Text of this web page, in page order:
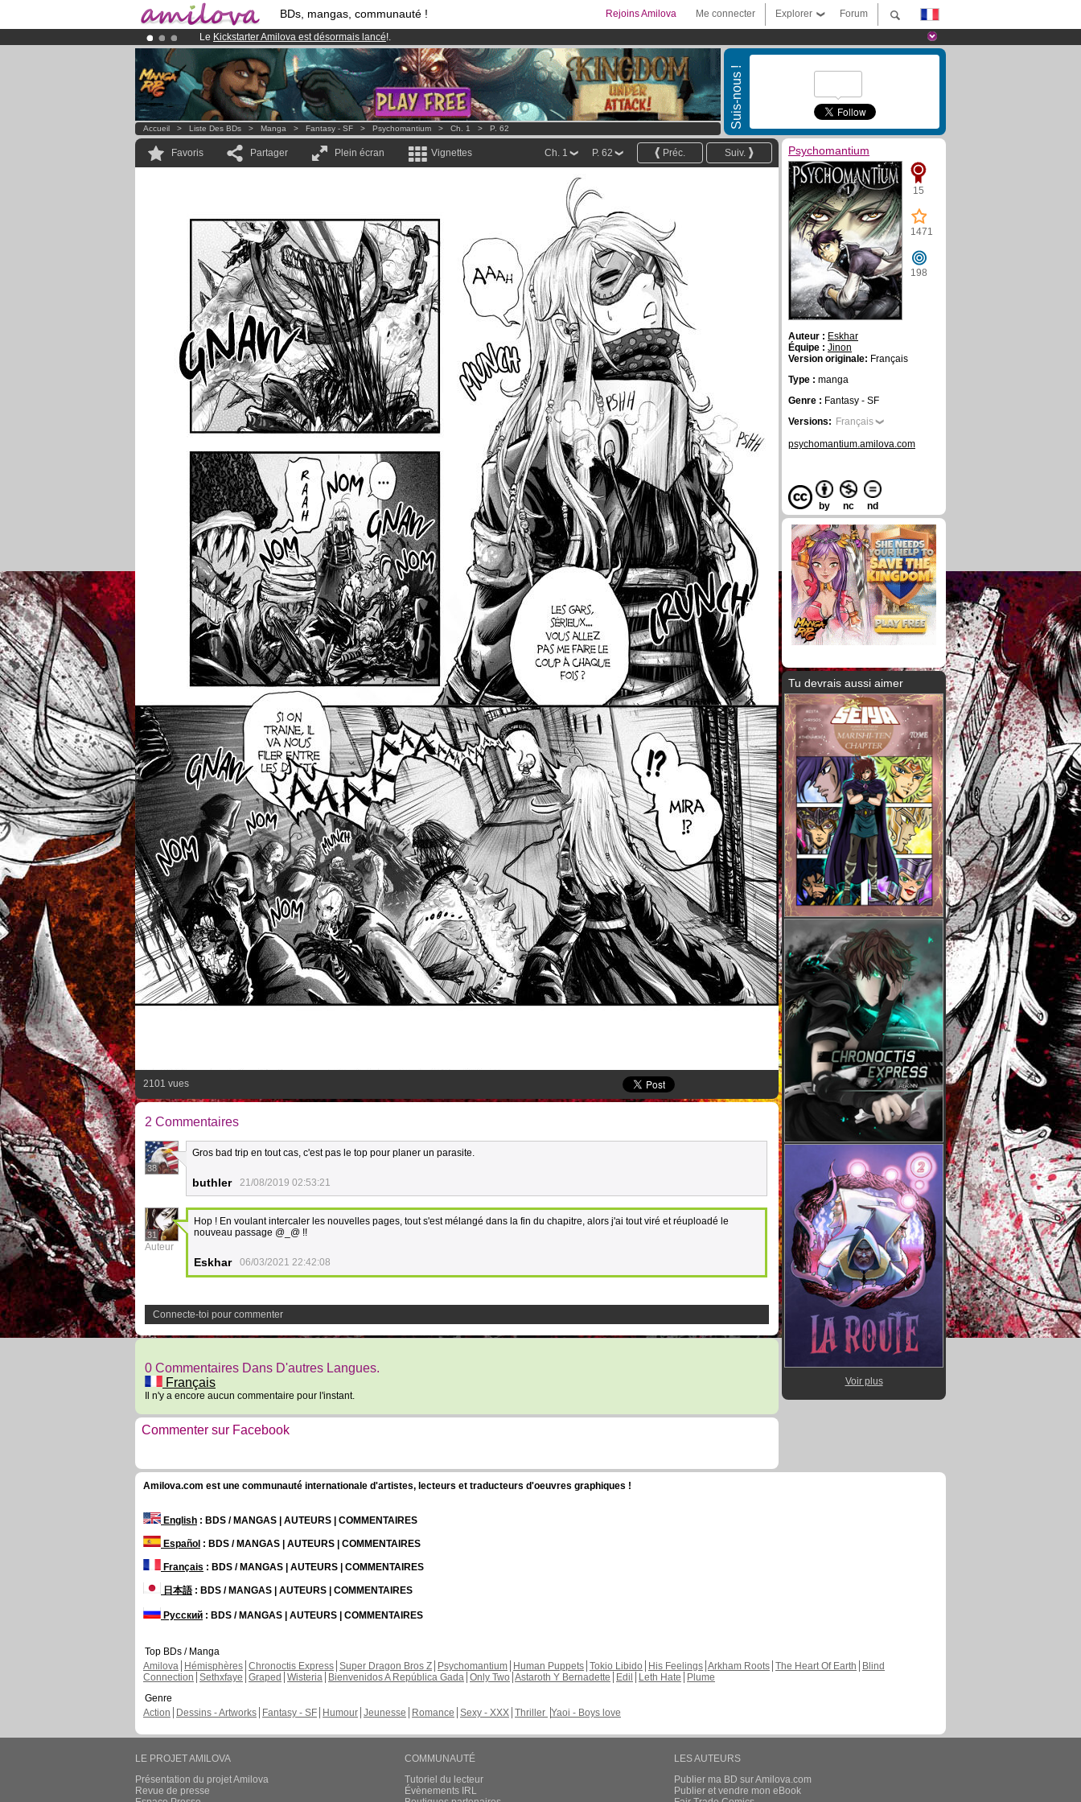
BDs, mangas, communauté ! Forum
Explorer
Me connecter
Rejoins Amilova
Le Kickstarter Amilova est désormais lancé!.
Abonnement premium: à partir de3.95 eurospar mois !Clique ici pour t'abonner
Déjà 134393membreset 1208BDs & Mangas!
Suis-nous !
Accueil > Liste Des BDs > Manga > Fantasy - SF > Psychomantium > Ch. 1 > P. 62
Favoris Partager Plein écran Vignettes Suiv.
Préc.
P. 62
Ch. 1
2101 vues
2 Commentaires
38
Gros bad trip en tout cas, c'est pas le top pour planer un parasite.
buthler 21/08/2019 02:53:21
31
Auteur
Hop ! En voulant intercaler les nouvelles pages, tout s'est mélangé dans la fin du chapitre, alors j'ai tout viré et réuploadé le
nouveau passage @_@ !!
Eskhar 06/03/2021 22:42:08
Connecte-toi pour commenter
0 Commentaires Dans D'autres Langues.
Français
Il n'y a encore aucun commentaire pour l'instant.
Commenter sur Facebook
Psychomantium
15
1471
198
Auteur : Eskhar
Équipe : Jinon
Version originale: Français
Type : manga
Genre : Fantasy - SF
Versions: Français
psychomantium.amilova.com
by nc nd
Tu devrais aussi aimer
Voir plus
Amilova.com est une communauté internationale d'artistes, lecteurs et traducteurs d'oeuvres graphiques !
English : BDS / MANGAS | AUTEURS | COMMENTAIRES
Español : BDS / MANGAS | AUTEURS | COMMENTAIRES
Français : BDS / MANGAS | AUTEURS | COMMENTAIRES
日本語: BDS / MANGAS | AUTEURS | COMMENTAIRES
Русский : BDS / MANGAS | AUTEURS | COMMENTAIRES
Top BDs / Manga
Amilova
Hémisphères Chronoctis Express Super Dragon Bros Z Psychomantium Human Puppets Tokio Libido His Feelings Arkham Roots The Heart Of Earth
Blind
Connection Sethxfaye Graped Wisteria Bienvenidos A República Gada Only Two Astaroth Y Bernadette Edil Leth Hate
Plume
Genre
Action
Dessins - Artworks Fantasy - SF Humour Jeunesse Romance Sexy - XXX Thriller Yaoi - Boys love
LE PROJET AMILOVA
Présentation du projet Amilova
Revue de presse
COMMUNAUTÉ
Tutoriel du lecteur
Évènements IRL
LES AUTEURS
Publier ma BD sur Amilova.com
Publier et vendre mon eBook